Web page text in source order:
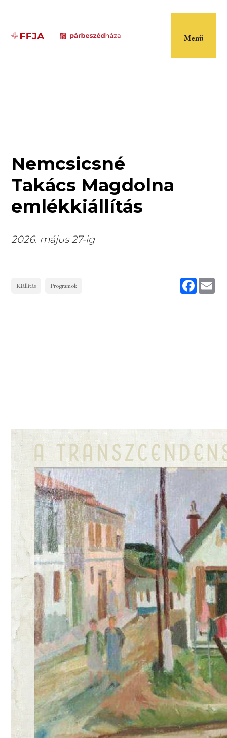
Menü
Nemcsicsné
Takács Magdolna
emlékkiállítás
2026. május 27-ig
Facebook
Kiállítás Programok